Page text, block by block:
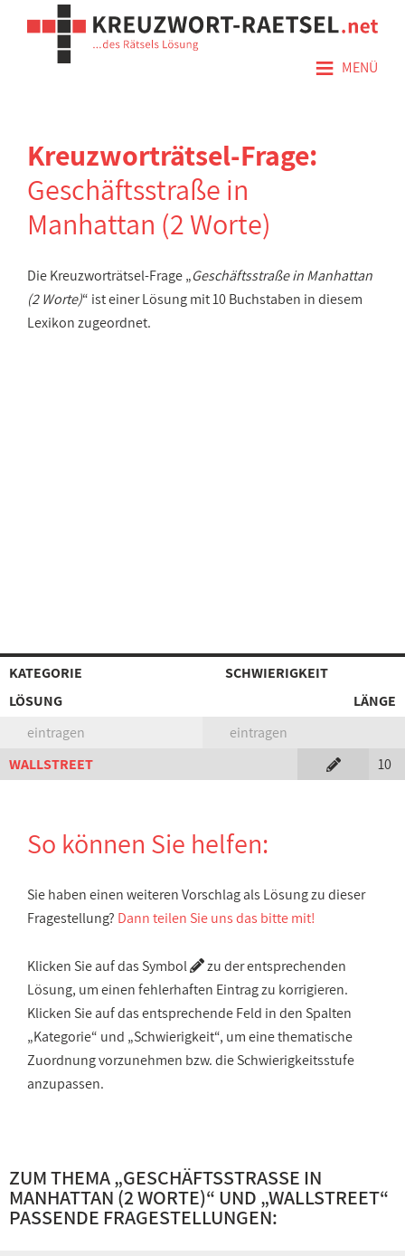
≡ MENÜ
Kreuzworträtsel-Frage:
Geschäftsstraße in
Manhattan (2 Worte)
Die Kreuzworträtsel-Frage „Geschäftsstraße in Manhattan
(2 Worte)“ ist einer Lösung mit 10 Buchstaben in diesem
Lexikon zugeordnet.
KATEGORIE
SCHWIERIGKEIT
LÖSUNG
LÄNGE
eintragen
eintragen
WALLSTREET
10
So können Sie helfen:
Sie haben einen weiteren Vorschlag als Lösung zu dieser
Fragestellung? Dann teilen Sie uns das bitte mit!
Klicken Sie auf das Symbol
zu der entsprechenden
Lösung, um einen fehlerhaften Eintrag zu korrigieren.
Klicken Sie auf das entsprechende Feld in den Spalten
„Kategorie“ und „Schwierigkeit“, um eine thematische
Zuordnung vorzunehmen bzw. die Schwierigkeitsstufe
anzupassen.
ZUM THEMA „GESCHÄFTSSTRASSE IN M
ANHATTAN (2 WORTE) “ UND „WALLSTREET“
PASSENDE FRAGESTELLUNGEN: